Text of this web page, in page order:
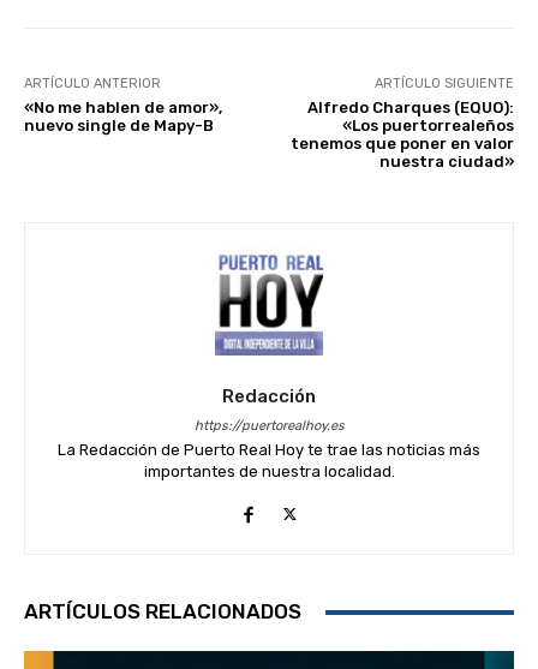
ARTÍCULO ANTERIOR
«No me hablen de amor»,
nuevo single de Mapy-B
ARTÍCULO SIGUIENTE
Alfredo Charques (EQUO):
«Los puertorrealeños
tenemos que poner en valor
nuestra ciudad»
Redacción
https://puertorealhoy.es
La Redacción de Puerto Real Hoy te trae las noticias más
importantes de nuestra localidad.
ARTÍCULOS RELACIONADOS